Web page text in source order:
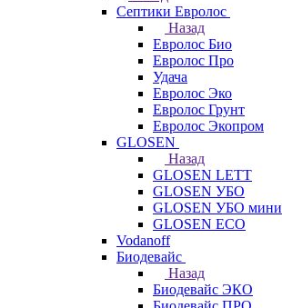
Септики Евролос
Назад
Евролос Био
Евролос Про
Удача
Евролос Эко
Евролос Грунт
Евролос Экопром
GLOSEN
Назад
GLOSEN LETT
GLOSEN УБО
GLOSEN УБО мини
GLOSEN ECO
Vodanoff
Биодевайс
Назад
Биодевайс ЭКО